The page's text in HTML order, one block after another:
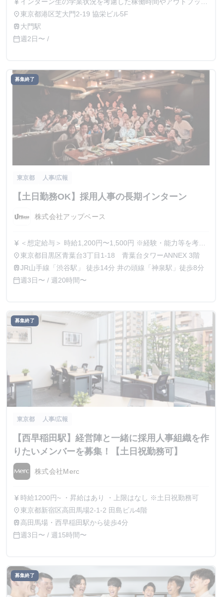
currency_yen
に応じて採用時に給与を決定致します。面談時に詳細はお伝
えしますのでご安心ください。 ※稼働時間に対して支給す
place東京都港区芝大門2-19 協栄ビル5F
train 大門駅
calendar_today週2日〜 /
募集終了
東京都 人事/広報
【土日勤務OK】採用人事の長期インターン
株式会社アップベース
currency_yen ＜想定給与＞ 時給1,200円〜1,500円 ※経験・能力等を考慮
の上、決定いたします 給与形態：時給制 給与改定サイク
ル：年2回（昇給昇格チャンスあり） 賞与年4回（5月、8
place東京都目黒区青葉台3丁目1-18 青葉台タワーANNEX 3階
trainJR山手線「渋谷駅」 徒歩14分 井の頭線「神泉駅」徒歩8分
calendar_today週3日〜 / 週20時間〜
募集終了
東京都 人事/広報
【西早稲田駅】経営陣と一緒に採用人事組織を作
りたいメンバーを募集！【土日祝勤務可】
株式会社Merc
currency_yen 時給1200円~ ・昇給はあり ・上限はなし ※土日祝勤務可
place東京都新宿区高田馬場2-1-2 田島ビル4階
train 高田馬場・西早稲田駅から徒歩4分
calendar_today週3日〜 / 週15時間〜
募集終了